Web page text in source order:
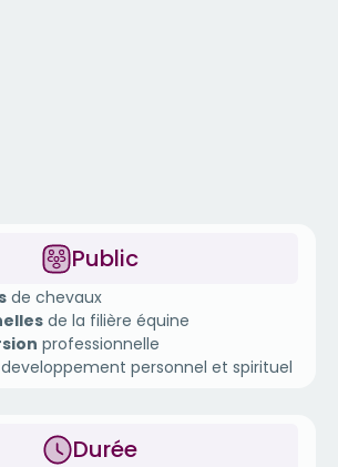
Public
de chevaux
de la filière équine
professionnelle
personnel et spirituel
Durée